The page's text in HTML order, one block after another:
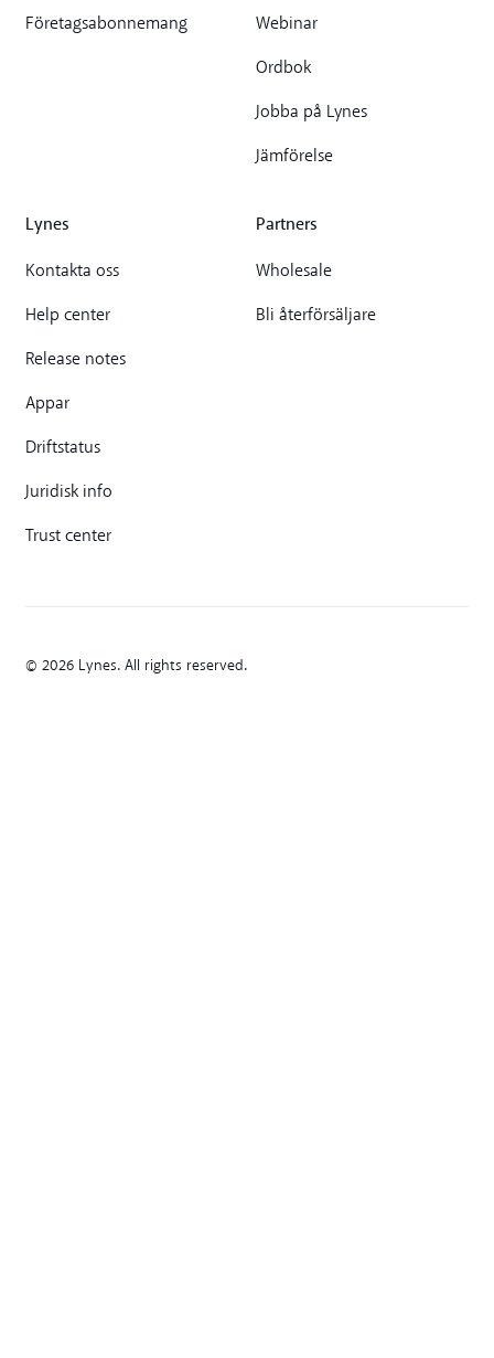
Företagsabonnemang Webinar
Ordbok
Jobba på Lynes
Jämförelse
Lynes
Kontakta oss
Help center
Release notes
Appar
Driftstatus
Juridisk info
Trust center
Partners
Wholesale
Bli återförsäljare
© 2026 Lynes. All rights reserved.